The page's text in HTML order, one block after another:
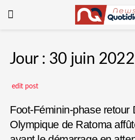
Jour : 30 juin 2022
edit post
Foot-Féminin-phase retour
Olympique de Ratoma